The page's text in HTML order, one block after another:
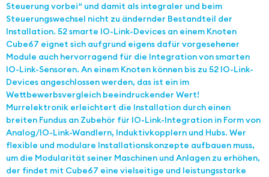
Steuerung vorbei“ und damit als integraler und beim
Steuerungswechsel nicht zu ändernder Bestandteil der
Installation. 52 smarte IO-Link-Devices an einem Knoten
Cube67 eignet sich aufgrund eigens dafür vorgesehener
Module auch hervorragend für die Integration von smarten
IO-Link-Sensoren. An einem Knoten können bis zu 52 IO-Link-
Devices angeschlossen werden, das ist ein im
Wettbewerbsvergleich beeindruckender Wert!
Murrelektronik erleichtert die Installation durch einen
breiten Fundus an Zubehör für IO-Link-Integration in Form von
Analog/IO-Link-Wandlern, Induktivkopplern und Hubs. Wer
flexible und modulare Installationskonzepte aufbauen muss,
um die Modularität seiner Maschinen und Anlagen zu erhöhen,
der findet mit Cube67 eine vielseitige und leistungsstarke